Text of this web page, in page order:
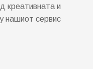
креативната и
нашиот сервис